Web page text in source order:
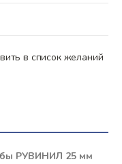
в список желаний
РУВИНИЛ 25 мм